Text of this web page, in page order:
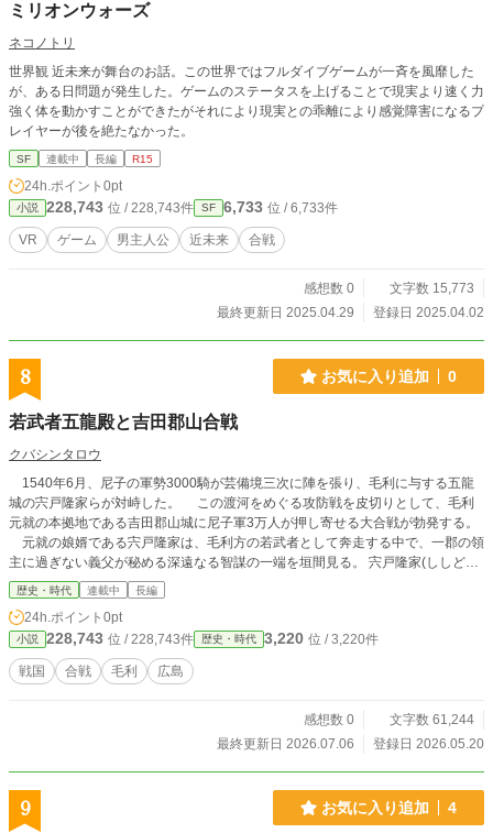
ミリオンウォーズ
ネコノトリ
世界観 近未来が舞台のお話。この世界ではフルダイブゲームが一斉を風靡した
が、ある日問題が発生した。ゲームのステータスを上げることで現実より速く力
強く体を動かすことができたがそれにより現実との乖離により感覚障害になるプ
SF 連載中 長編 R15
24h.ポイント 0pt
小説 228,743 位 / 228,743件 SF 6,733 位 / 6,733件
VR ゲーム 男主人公 近未来 合戦
感想数 0
文字数 15,773
最終更新日 2025.04.29
登録日 2025.04.02
8 お気に入り追加 0
若武者五龍殿と吉田郡山合戦
クバシンタロウ
1540年6月、尼子の軍勢3000騎が芸備境三次に陣を張り、毛利に与する五龍
城の宍戸隆家らが対峙した。 この渡河をめぐる攻防戦を皮切りとして、毛利
元就の本拠地である吉田郡山城に尼子軍3万人が押し寄せる大合戦が勃発する。
元就の娘婿である宍戸隆家は、毛利方の若武者として奔走する中で、一郡の領
主に過ぎない義父が秘める深遠なる智謀の一端を垣間見る。 宍戸隆家(ししどた
かいえ)：五龍殿 宍戸元源(ししどもとよし)：五龍城主、隆家の祖父 深瀬隆兼(ふ
かせたかかね)：岩屋城主、元源の実弟 毛利元就(もうりもとなり)：大殿、隆家
の義父 毛利隆元(もうりたかもと)：若殿、元就の嫡男
歴史・時代 連載中 長編
24h.ポイント 0pt
小説 228,743 位 / 228,743件 歴史・時代 3,220 位 / 3,220件
戦国 合戦 毛利 広島
感想数 0
文字数 61,244
最終更新日 2026.07.06
登録日 2026.05.20
9 お気に入り追加 4